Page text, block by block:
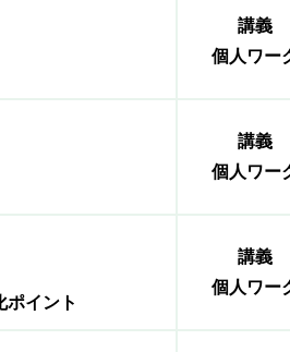
講義
個人ワー
講義
個人ワー
ポイント
講義
個人ワー